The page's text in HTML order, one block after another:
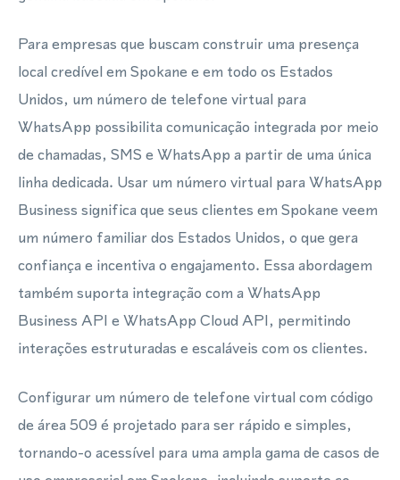
Para empresas que buscam construir uma presença
local credível em Spokane e em todo os Estados
Unidos, um número de telefone virtual para
WhatsApp possibilita comunicação integrada por meio
de chamadas, SMS e WhatsApp a partir de uma única
linha dedicada. Usar um número virtual para WhatsApp
Business significa que seus clientes em Spokane veem
um número familiar dos Estados Unidos, o que gera
confiança e incentiva o engajamento. Essa abordagem
também suporta integração com a WhatsApp
Business API e WhatsApp Cloud API, permitindo
interações estruturadas e escaláveis com os clientes.
Configurar um número de telefone virtual com código
de área 509 é projetado para ser rápido e simples,
tornando-o acessível para uma ampla gama de casos de